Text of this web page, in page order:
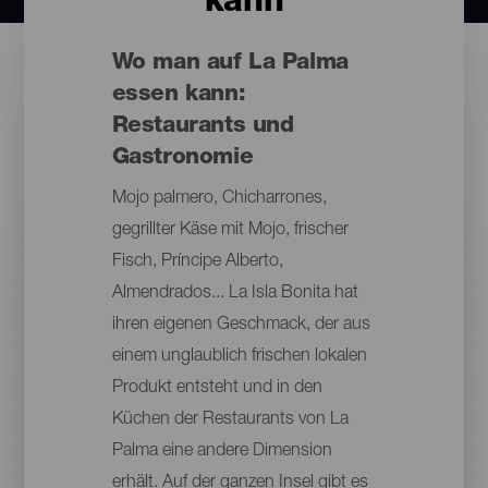
Wo man auf La Palma
essen kann:
Restaurants und
Gastronomie
Mojo palmero, Chicharrones,
gegrillter Käse mit Mojo, frischer
Fisch, Príncipe Alberto,
Almendrados... La Isla Bonita hat
ihren eigenen Geschmack, der aus
einem unglaublich frischen lokalen
Produkt entsteht und in den
Küchen der Restaurants von La
Palma eine andere Dimension
erhält. Auf der ganzen Insel gibt es